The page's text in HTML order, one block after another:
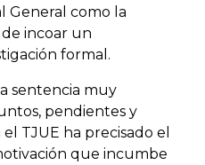
General como la
de incoar un
formal.
sentencia muy
pendientes y
TJUE ha precisado el
que incumbe